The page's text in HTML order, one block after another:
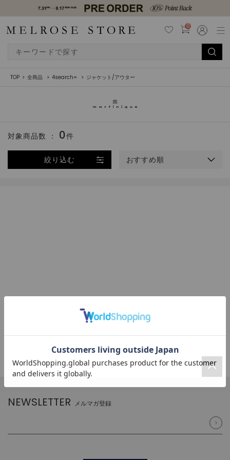
0
TOP 全商品 4search= ジャケット/アウター
絞り込む おすすめ順
対象商品数 ： 0件
NEWSLETTER メルマガ登録